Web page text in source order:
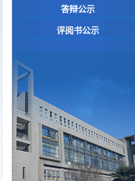
答辩公示
评阅书公示